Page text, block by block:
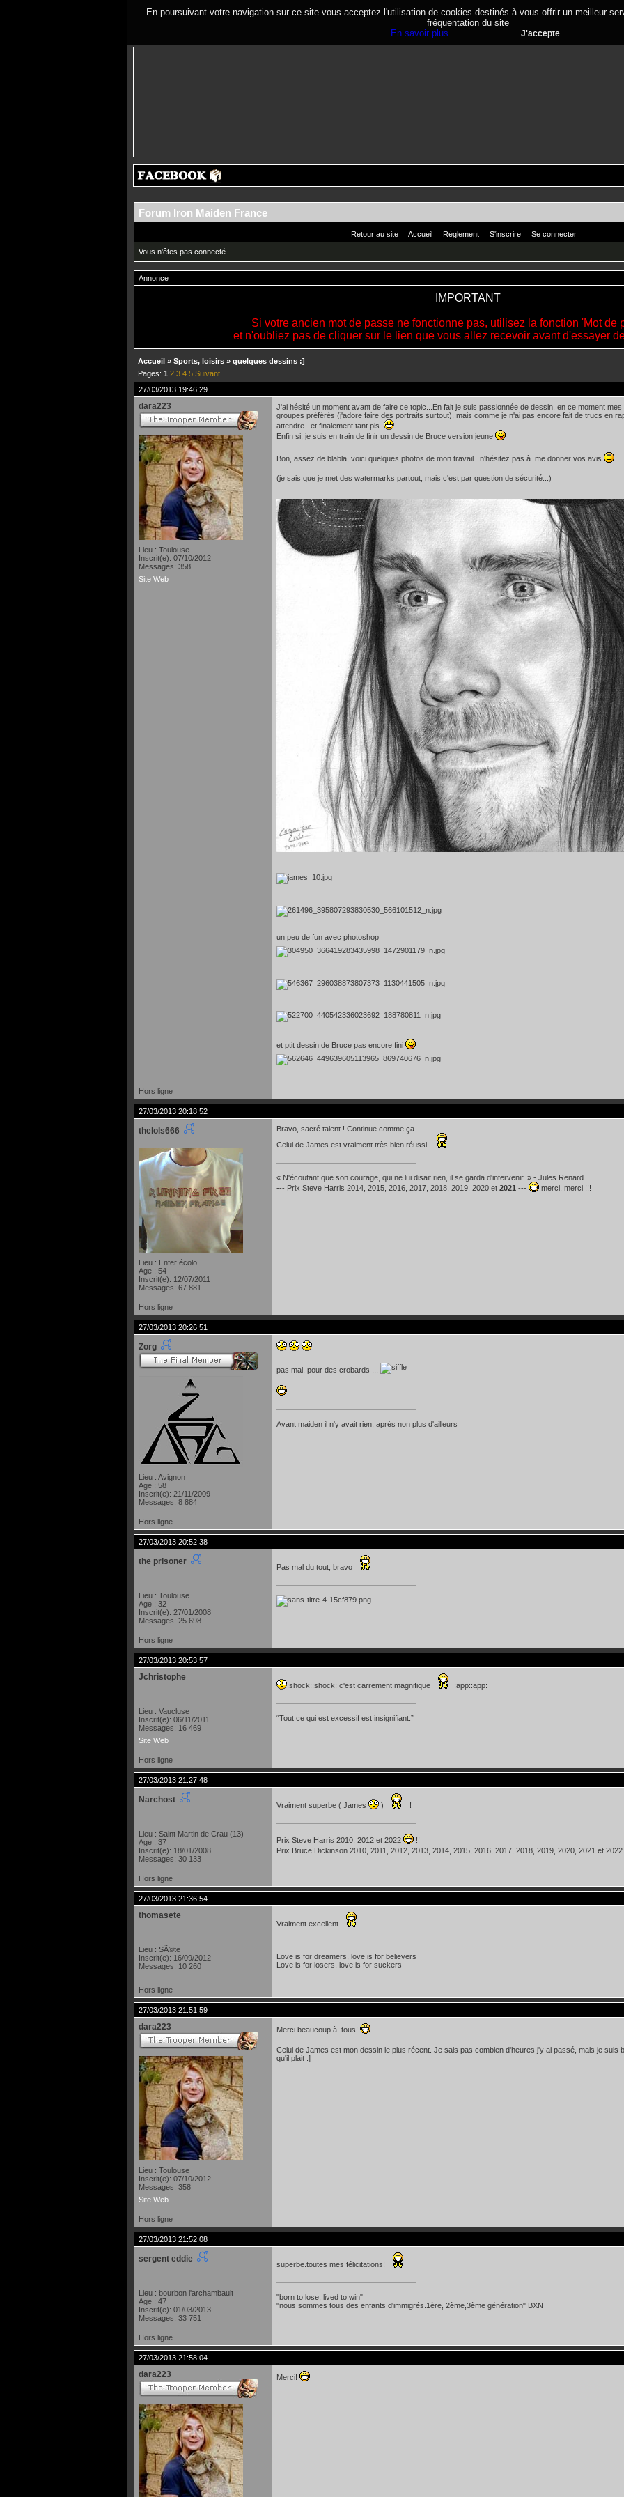
En poursuivant votre navigation sur ce site vous acceptez l'utilisation de cookies destinés à vous offrir un meilleur
fréquentation du site
En savoir plus
J'accepte
Forum Iron Maiden France
Retour au site Accueil Règlement S'inscrire Se connecter
Vous n'êtes pas connecté.
Annonce
IMPORTANT
Si votre ancien mot de passe ne fonctionne pas, utilisez la fonction 'Mot de
et n'oubliez pas de cliquer sur le lien que vous allez recevoir avant d'essayer
Accueil » Sports, loisirs » quelques dessins :]
Pages: 1 2 3 4 5 Suivant
27/03/2013 19:46:29
dara223
Lieu : Toulouse
Inscrit(e): 07/10/2012
Messages: 358
Site Web
J'ai hésité un moment avant de faire ce topic...En fait je suis passionnée de dessin, en ce moment
groupes préférés (j'adore faire des portraits surtout), mais comme je n'ai pas encore fait de trucs en
attendre...et finalement tant pis.
Enfin si, je suis en train de finir un dessin de Bruce version jeune
Bon, assez de blabla, voici quelques photos de mon travail...n'hésitez pas à me donner vos avis
(je sais que je met des watermarks partout, mais c'est par question de sécurité...)
un peu de fun avec photoshop
et ptit dessin de Bruce pas encore fini
Hors ligne
27/03/2013 20:18:52
thelols666
Lieu : Enfer écolo
Age : 54
Inscrit(e): 12/07/2011
Messages: 67 881
Bravo, sacré talent ! Continue comme ça.
Celui de James est vraiment très bien réussi.
« N'écoutant que son courage, qui ne lui disait rien, il se garda d'intervenir. » - Jules Renard
--- Prix Steve Harris 2014, 2015, 2016, 2017, 2018, 2019, 2020 et 2021 --- merci, merci !!!
Hors ligne
27/03/2013 20:26:51
Zorg
Lieu : Avignon
Age : 58
Inscrit(e): 21/11/2009
Messages: 8 884
pas mal, pour des crobards ...
Avant maiden il n'y avait rien, après non plus d'ailleurs
Hors ligne
27/03/2013 20:52:38
the prisoner
Lieu : Toulouse
Age : 32
Inscrit(e): 27/01/2008
Messages: 25 698
Pas mal du tout, bravo
Hors ligne
27/03/2013 20:53:57
Jchristophe
Lieu : Vaucluse
Inscrit(e): 06/11/2011
Messages: 16 469
Site Web
:shock::shock: c'est carrement magnifique :app::app:
“Tout ce qui est excessif est insignifiant.”
Hors ligne
27/03/2013 21:27:48
Narchost
Lieu : Saint Martin de Crau (13)
Age : 37
Inscrit(e): 18/01/2008
Messages: 30 133
Vraiment superbe ( James ) !
Prix Steve Harris 2010, 2012 et 2022
!!
Prix Bruce Dickinson 2010, 2011, 2012, 2013, 2014, 2015, 2016, 2017, 2018, 2019, 2020, 2021 et 2022
Hors ligne
27/03/2013 21:36:54
thomasete
Lieu : SÃ©te
Inscrit(e): 16/09/2012
Messages: 10 260
Vraiment excellent
Love is for dreamers, love is for believers
Love is for losers, love is for suckers
Hors ligne
27/03/2013 21:51:59
dara223
Lieu : Toulouse
Inscrit(e): 07/10/2012
Messages: 358
Site Web
Merci beaucoup à tous!
Celui de James est mon dessin le plus récent. Je sais pas combien d'heures j'y ai passé, mais je suis
qu'il plait :]
Hors ligne
27/03/2013 21:52:08
sergent eddie
Lieu : bourbon l'archambault
Age : 47
Inscrit(e): 01/03/2013
Messages: 33 751
superbe.toutes mes félicitations!
"born to lose, lived to win"
"nous sommes tous des enfants d'immigrés.1ère, 2ème,3ème génération" BXN
Hors ligne
27/03/2013 21:58:04
dara223 Merci!